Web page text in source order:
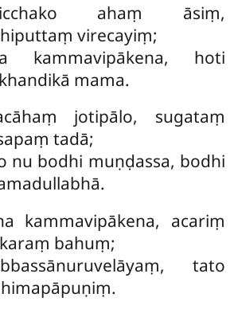
ahaṃ āsiṃ,
virecayiṃ;
kammavipākena, hoti
mama.
jotipālo, sugataṃ
tadā;
nu bodhi muṇḍassa, bodhi
kammavipākena, acariṃ
bahuṃ;
tato